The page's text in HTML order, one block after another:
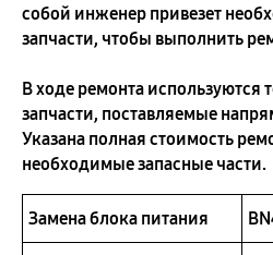
собой инженер привезет
запчасти, чтобы выполнить
В ходе ремонта используются
запчасти, поставляемые
Указана полная стоимость
необходимые запасные части.
Замена блока питания